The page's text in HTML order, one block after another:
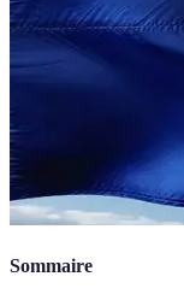
Sommaire